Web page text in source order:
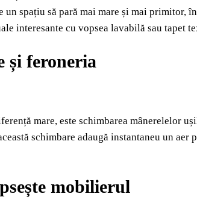
un spațiu să pară mai mare și mai primitor,
interesante cu vopsea lavabilă sau tapet
și feroneria
mare, este schimbarea mânerelelor
schimbare adaugă instantaneu un
mobilierul